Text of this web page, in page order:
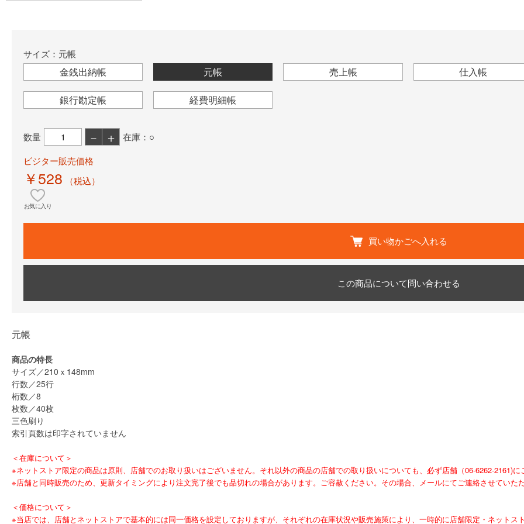
サイズ：元帳
金銭出納帳 元帳 売上帳 仕入帳
銀行勘定帳 経費明細帳
数量 － ＋
在庫：○
ビジター販売価格
￥528 （税込）
お気に入り
買い物かごへ入れる
この商品について問い合わせる
元帳
商品の特長
サイズ／210ｘ148mm
行数／25行
桁数／8
枚数／40枚
三色刷り
索引頁数は印字されていません
＜在庫について＞
※ネットストア限定の商品は原則、店舗でのお取り扱いはございません。それ以外の商品の店舗での取り扱いについても、必ず店舗（06-6262-2161)に
※店舗と同時販売のため、更新タイミングにより注文完了後でも品切れの場合があります。ご容赦ください。その場合、メールにてご連絡させていた
＜価格について＞
※当店では、店舗とネットストアで基本的には同一価格を設定しておりますが、それぞれの在庫状況や販売施策により、一時的に店舗限定・ネットス